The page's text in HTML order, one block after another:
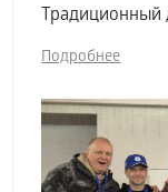
Подробнее